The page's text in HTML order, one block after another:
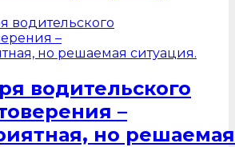
водительского
–
но